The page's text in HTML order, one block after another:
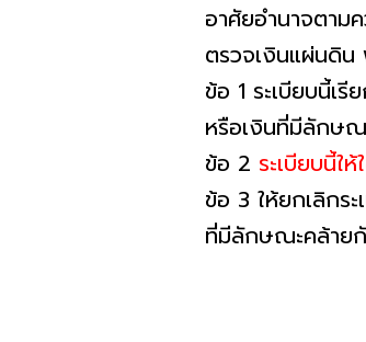
อาศัยอํานาจตาม
ตรวจเงินแผ่นดิน
ข้อ 1 ระเบียบนี้เ
หรือเงินที่มีลักษ
ข้อ 2 ระเบียบนี้ใ
ข้อ 3 ให้ยกเลิกร
ที่มีลักษณะคล้าย